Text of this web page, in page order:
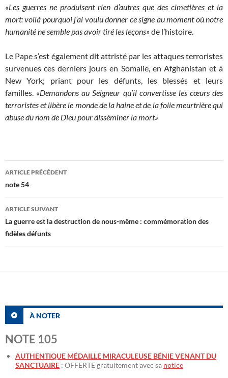
«Les guerres ne produisent rien d’autres que des cimetières et la
mort: voilà pourquoi j’ai voulu donner ce signe au moment où notre
humanité ne semble pas avoir tiré les leçons» de l’histoire.
Le Pape s’est également dit attristé par les attaques terroristes
survenues ces derniers jours en Somalie, en Afghanistan et à
New York; priant pour les défunts, les blessés et leurs
familles. «Demandons au Seigneur qu’il convertisse les cœurs des
terroristes et libère le monde de la haine et de la folie meurtrière qui
abuse du nom de Dieu pour disséminer la mort»
Navigation
des
articles
ARTICLE PRÉCÉDENT
note 54
ARTICLE SUIVANT
La guerre est la destruction de nous-même : commémoration des
fidèles défunts
À NOTER
NOTE 105
AUTHENTIQUE MÉDAILLE MIRACULEUSE BÉNIE VENANT DU
SANCTUAIRE : OFFERTE gratuitement avec sa notice